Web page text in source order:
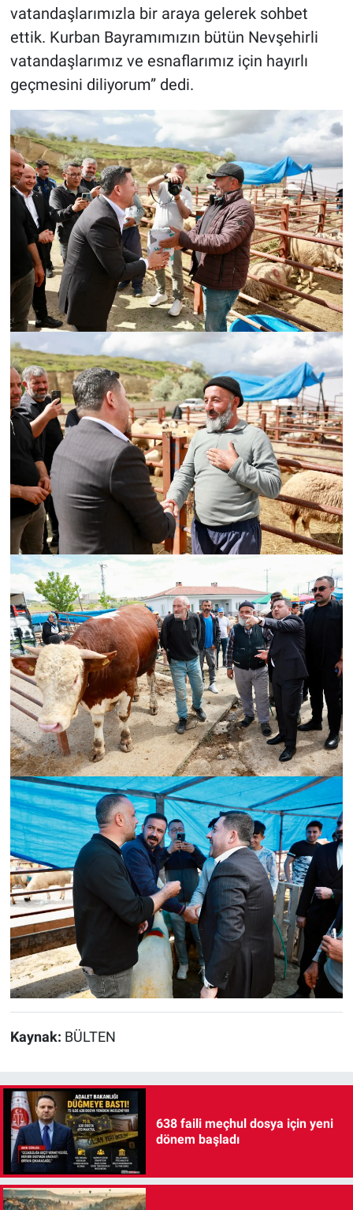
vatandaşlarımızla bir araya gelerek sohbet
ettik. Kurban Bayramımızın bütün Nevşehirli
vatandaşlarımız ve esnaflarımız için hayırlı
geçmesini diliyorum” dedi.
Kaynak: BÜLTEN
638 faili meçhul dosya için yeni
dönem başladı